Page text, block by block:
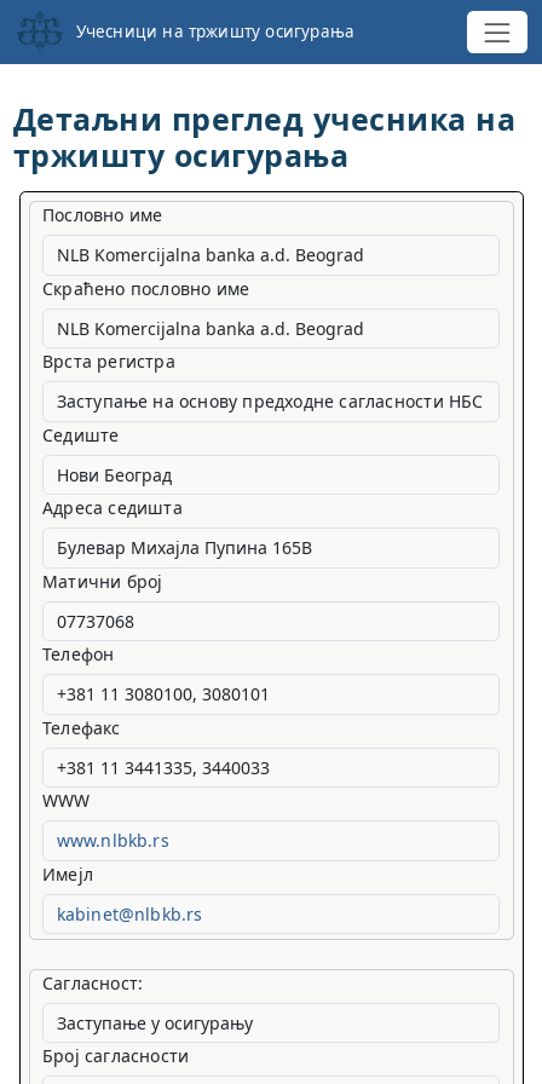
Учесници на тржишту осигурања
Детаљни преглед учесника на
тржишту осигурања
Пословно име
Скраћено пословно име
Врста регистра
Заступање на основу предходне сагласности НБС
Седиште
Адреса седишта
Матични број
Телефон
Телефакс
WWW
www.nlbkb.rs
Имејл
kabinet@nlbkb.rs
Сагласност:
Број сагласности